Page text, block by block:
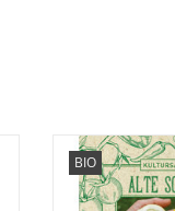
BIO
Entdecken Sie
historische
fast in